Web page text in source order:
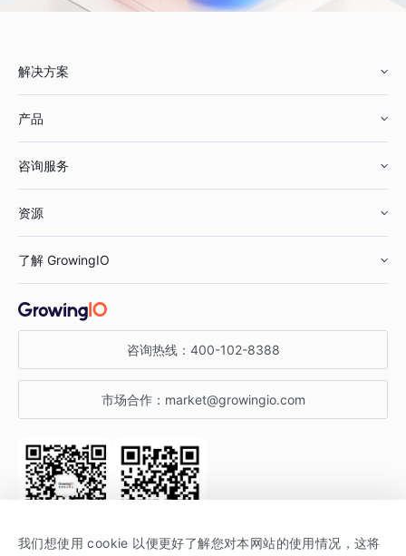
解决方案
鞋服行业
汽车行业
金融行业
产品
智能运营
获客分析
咨询服务
资源
增长公开课
增长博客
开发者文档
SDK 文档
场景指南
了解 GrowingIO
关于 GrowingIO
增长大会
行业活动
咨询热线： 400-102-8388
市场合作： market@growingio.com
关注公众号 获取更多干货
我们想使用 cookie 以便更好了解您对本网站的使用情况，这将